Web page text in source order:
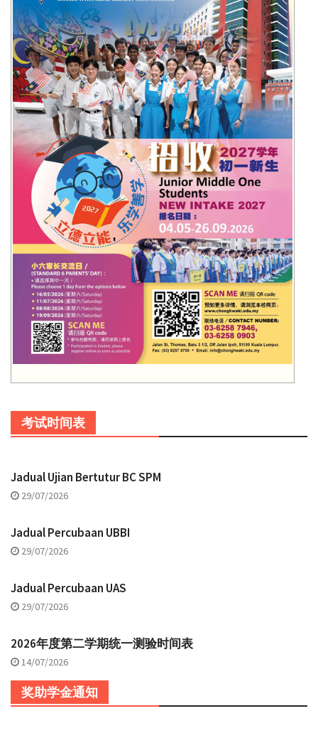
考试时间表
Jadual Ujian Bertutur BC SPM
29/07/2026
Jadual Percubaan UBBI
29/07/2026
Jadual Percubaan UAS
29/07/2026
2026年度第二学期统一测验时间表
14/07/2026
奖助学金通知